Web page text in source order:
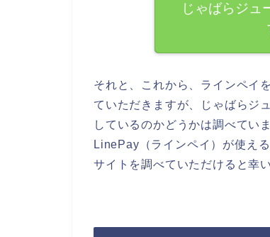
じゃばらジュ
それと、これから、ラインペイ
ていただきますが、じゃばらジ
しているのかどうかは調べてい
LinePay（ラインペイ）が使え
サイトを調べていただけると幸い